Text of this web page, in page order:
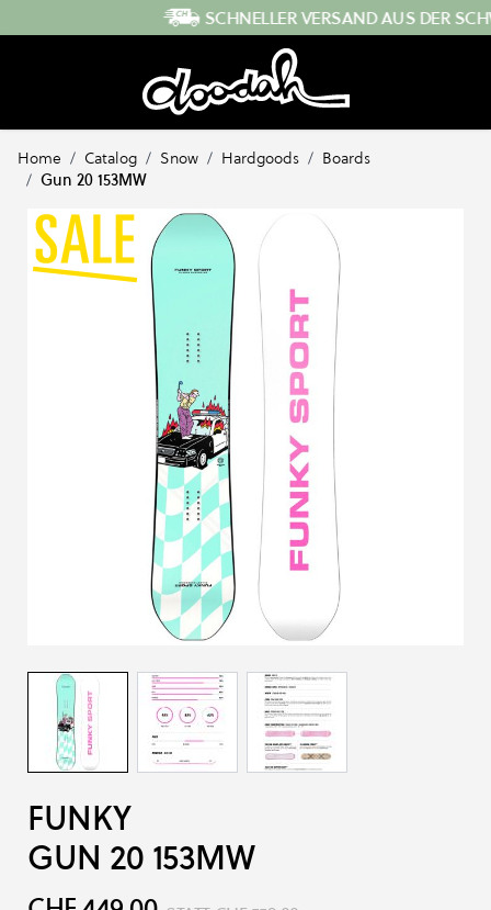
SCHNELLER VERSAND AUS DER SCHWEIZ
Home / Catalog / Snow / Hardgoods / Boards
/ Gun 20 153MW
FUNKY
GUN 20 153MW